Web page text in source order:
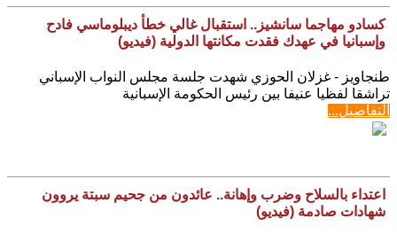
كسادو مهاجما سانشيز.. استقبال غالي خطأ ديبلوماسي فادح
وإسبانيا في عهدك فقدت مكانتها الدولية (فيديو)
طنجاويز - غزلان الحوزي شهدت جلسة مجلس النواب الإسباني
تراشقا لفظيا عنيفا بين رئيس الحكومة الإسبانية
التفاصيل...
اعتداء بالسلاح وضرب وإهانة.. عائدون من جحيم سبتة يروون
شهادات صادمة (فيديو)